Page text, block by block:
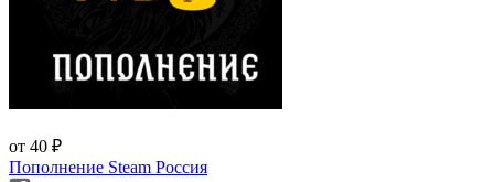
от 40 ₽
Пополнение Steam Россия